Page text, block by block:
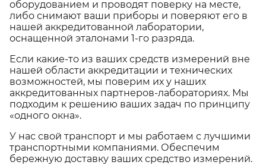
оборудованием и проводят поверку на месте,
либо снимают ваши приборы и поверяют его в
нашей аккредитованной лаборатории,
оснащенной эталонами 1-го разряда.
Если какие-то из ваших средств измерений вне
нашей области аккредитации и технических
возможностей, мы поверим их у наших
аккредитованных партнеров-лабораториях. Мы
подходим к решению ваших задач по принципу
«одного окна».
У нас свой транспорт и мы работаем с лучшими
транспортными компаниями. Обеспечим
бережную доставку ваших средство измерений.